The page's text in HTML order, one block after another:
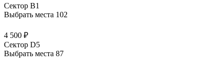
Сектор B1
Выбрать места 102
4 500 ₽
Сектор D5
Выбрать места 87